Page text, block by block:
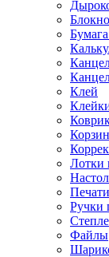
Клей
Лотки
Ручки
Файлы